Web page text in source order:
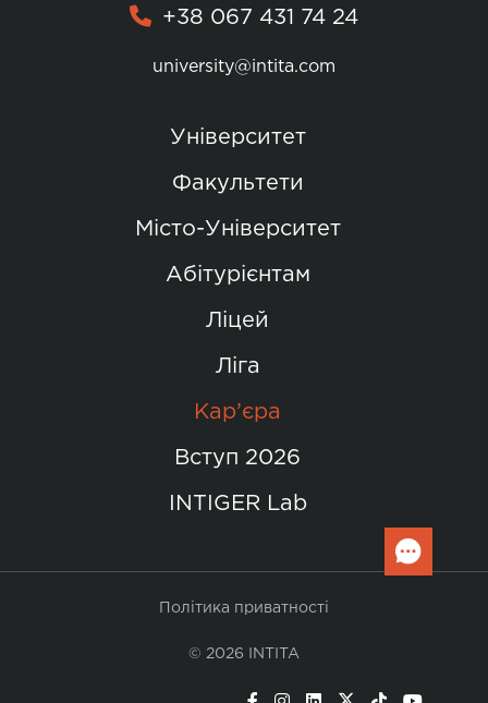
+38 067 431 74 24
university@intita.com
Університет
Факультети
Місто-Університет
Абітурієнтам
Ліцей
Ліга
Кар’єра
Вступ 2026
INTIGER Lab
Політика приватності
© 2026 INTITA